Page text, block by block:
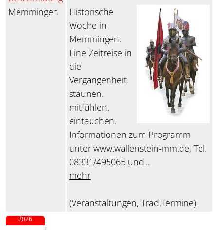
Memmingen
Historische
Woche in
Memmingen.
Eine Zeitreise in
die
Vergangenheit.
staunen.
mitfühlen.
eintauchen.
Informationen zum Programm
unter www.wallenstein-mm.de, Tel.
08331/495065 und...
mehr
(Veranstaltungen, Trad.Termine)
2026